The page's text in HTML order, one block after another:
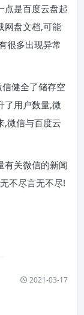
点是百度云盘起
网盘文档,可能
很多出现异常
健全了储存空
了用户数量,微
,微信与百度云
关微信的新闻
不尽言无不尽!
2021-03-17